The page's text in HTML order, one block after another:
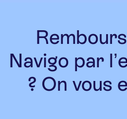
Navigo par
? On vous